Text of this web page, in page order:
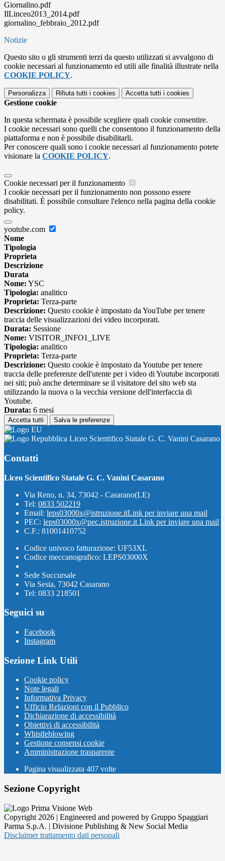
Giornalino.pdf
IlLinceo2013_2014.pdf
giornalino_febbraio_2012.pdf
Notizie
Questo sito o gli strumenti terzi da questo utilizzati si avvalgono di
cookie necessari al funzionamento ed utili alle finalità illustrate nella
COOKIE POLICY.
Personalizza Rifiuta tutti i cookies Accetta tutti i cookies
Gestione cookie
In questa schermata è possibile scegliere quali cookie consentire.
I cookie necessari sono quelli che consentono il funzionamento della
piattaforma e non è possibile disabilitarli.
Per conoscere quali sono i cookie necessari al funzionamento potete
visionare la COOKIE POLICY.
Cookie necessari per il funzionamento
I cookie necessari per il funzionamento non possono essere
disabilitati. È possibile consultare l'elenco nella pagina della cookie
policy.
youtube.com
Nome
Tipologia
Proprieta
Descrizione
Durata
Nome: YSC
Tipologia: analitico
Proprieta: Terza-parte
Descrizione: Questo cookie è impostato da YouTube per tenere
traccia delle visualizzazioni dei video incorporati.
Durata: Sessione
Nome: VISITOR_INFO1_LIVE
Tipologia: analitico
Proprieta: Terza-parte
Descrizione: Questo cookie è impostato da Youtube per tenere
traccia delle preferenze dell'utente per i video di Youtube incorporati
nei siti; può anche determinare se il visitatore del sito web sta
utilizzando la nuova o la vecchia versione dell'interfaccia di
Youtube.
Durata: 6 mesi
Accetta tutti Salva le preferenze
Liceo Scientifico Statale G. C. Vanini Casarano
Contatti
Liceo Scientifico Statale G. C. Vanini Casarano
Via Reno, n. 34, 73042 - Casarano(LE)
Tel: 0833 502219
Email: leps03000x@istruzione.itLink per inviare una mail
PEC: leps03000x@pec.istruzione.it Link per inviare una mail
C.F.: 81001410752
Codice univoco fatturazione: UF53XL
Codice meccanografico: LEPS03000X
Sede Succursale
Via Sesia, 73042 Casarano
Tel: 0833 218501
Seguici su
Facebook
Instagram
Sezione Link Utili
Cookie policy
Note legali
Informativa Privacy
Ufficio Relazioni con il Pubblico
Dichiarazione di accessibilità
Obiettivi di accessibilità
Whistleblowing
Gestione consensi cookie
Amministrazione trasparente
Pagina visualizzata 407 volte
Sezione Copyright
Copyright 2026 | Engineered and powered by Gruppo Spaggiari
Parma S.p.A. | Divisione Publishing & New Social Media
Disclaimer trattamento dati personali